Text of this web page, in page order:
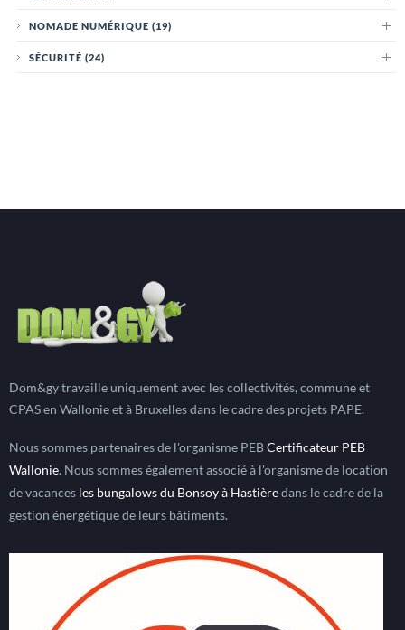
NOMADE NUMÉRIQUE (19)
SÉCURITÉ (24)
Dom&gy travaille uniquement avec les collectivités, commune et
CPAS en Wallonie et à Bruxelles dans le cadre des projets PAPE.
Nous sommes partenaires de l'organisme PEBCertificateur PEB
Wallonie. Nous sommes également associé à l'organisme de location
de vacances les bungalows du Bonsoy à Hastièredans le cadre de la
gestion énergétique de leurs bâtiments.